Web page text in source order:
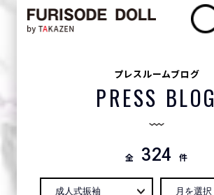
プレスルームブログ
PRESS BLOG
全 324 件